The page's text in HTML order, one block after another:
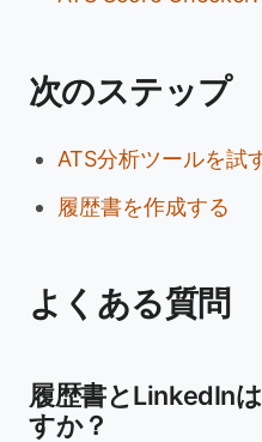
次のステップ
ATS分析ツールを試
履歴書を作成する
よくある質問
履歴書とLinkedIn
すか？